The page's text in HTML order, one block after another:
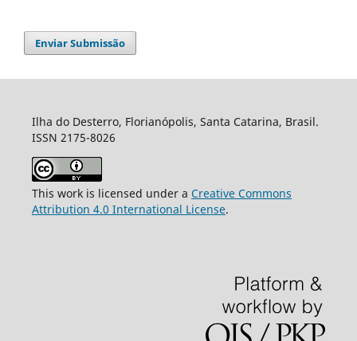
Enviar Submissão
Ilha do Desterro, Florianópolis, Santa Catarina, Brasil.
ISSN 2175-8026
This work is licensed under a Creative Commons
Attribution 4.0 International License.